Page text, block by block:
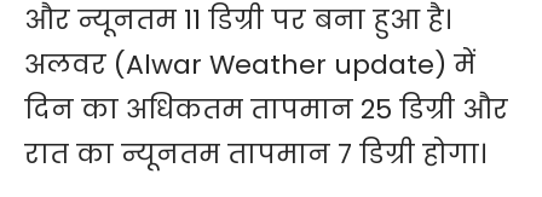
और न्यूनतम 11 डिग्री पर बना हुआ है।
अलवर (Alwar Weather update) में
दिन का अधिकतम तापमान 25 डिग्री और
रात का न्यूनतम तापमान 7 डिग्री होगा।